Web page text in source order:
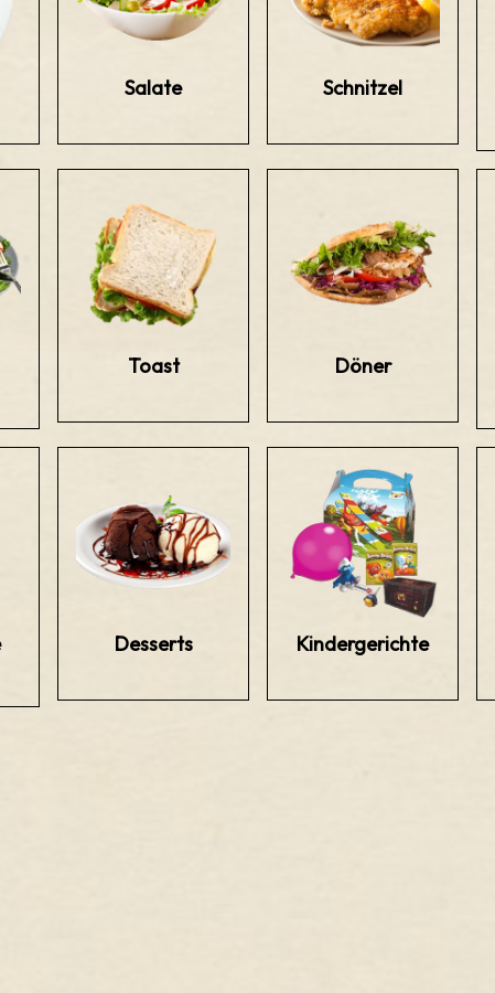
Salate Schnitzel
Toast Döner
Desserts Kindergerichte